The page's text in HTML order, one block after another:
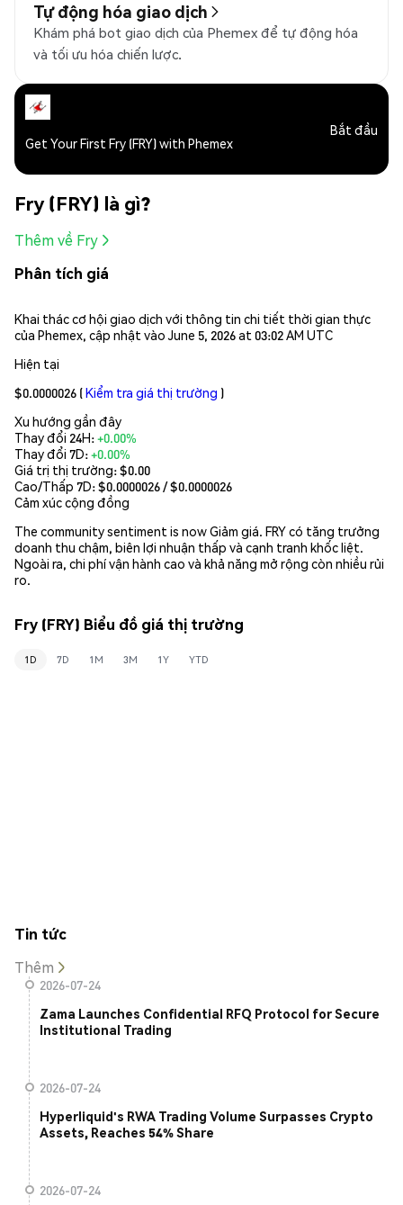
Tự động hóa giao dịch
Khám phá bot giao dịch của Phemex để tự động hóa
và tối ưu hóa chiến lược.
Get Your First Fry (FRY) with Phemex
Bắt đầu
Fry (FRY) là gì?
Thêm về Fry
Phân tích giá
Khai thác cơ hội giao dịch với thông tin chi tiết thời gian thực
của Phemex, cập nhật vào June 5, 2026 at 03:02 AM UTC
Hiện tại
$0.0000026 (Kiểm tra giá thị trường )
Xu hướng gần đây
Thay đổi 24H:+0.00%
Thay đổi 7D:+0.00%
Giá trị thị trường:$0.00
Cao/Thấp 7D: $0.0000026/ $0.0000026
Cảm xúc cộng đồng
The community sentiment is now Giảm giá. FRY có tăng trưởng
doanh thu chậm, biên lợi nhuận thấp và cạnh tranh khốc liệt.
Ngoài ra, chi phí vận hành cao và khả năng mở rộng còn nhiều rủi
ro.
Fry (FRY) Biểu đồ giá thị trường
1D 7D 1M 3M 1Y YTD
Tin tức
Thêm
2026-07-24
Zama Launches Confidential RFQ Protocol for Secure
Institutional Trading
2026-07-24
Hyperliquid's RWA Trading Volume Surpasses Crypto
Assets, Reaches 54% Share
2026-07-24